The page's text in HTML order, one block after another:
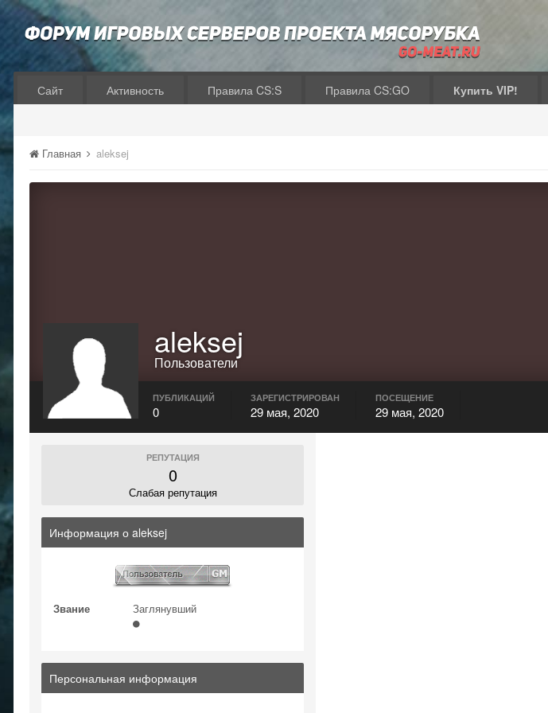
Сайт Активность Правила CS:S Правила CS:GO Купить VIP!
Главная aleksej
aleksej
Пользователи
ПУБЛИКАЦИЙ
0
ЗАРЕГИСТРИРОВАН
29 мая, 2020
ПОСЕЩЕНИЕ
29 мая, 2020
РЕПУТАЦИЯ
0
Слабая репутация
Информация о aleksej
Звание Заглянувший
Персональная информация